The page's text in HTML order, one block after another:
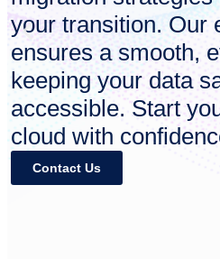
your transition. Our
ensures a smooth,
keeping your data
accessible. Start
cloud with
Contact Us